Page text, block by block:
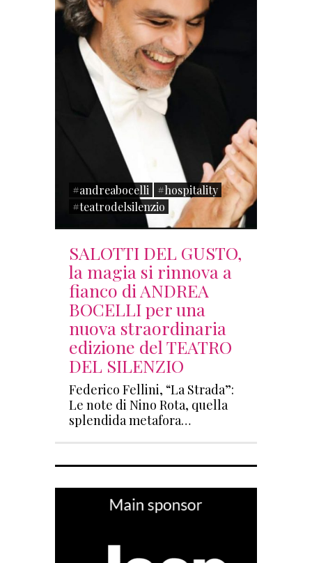
#andreabocelli
#hospitality
#teatrodelsilenzio
SALOTTI DEL GUSTO,
la magia si rinnova a
fianco di ANDREA
BOCELLI per una
nuova straordinaria
edizione del TEATRO
DEL SILENZIO
Federico Fellini, “La Strada”:
Le note di Nino Rota, quella
splendida metafora…